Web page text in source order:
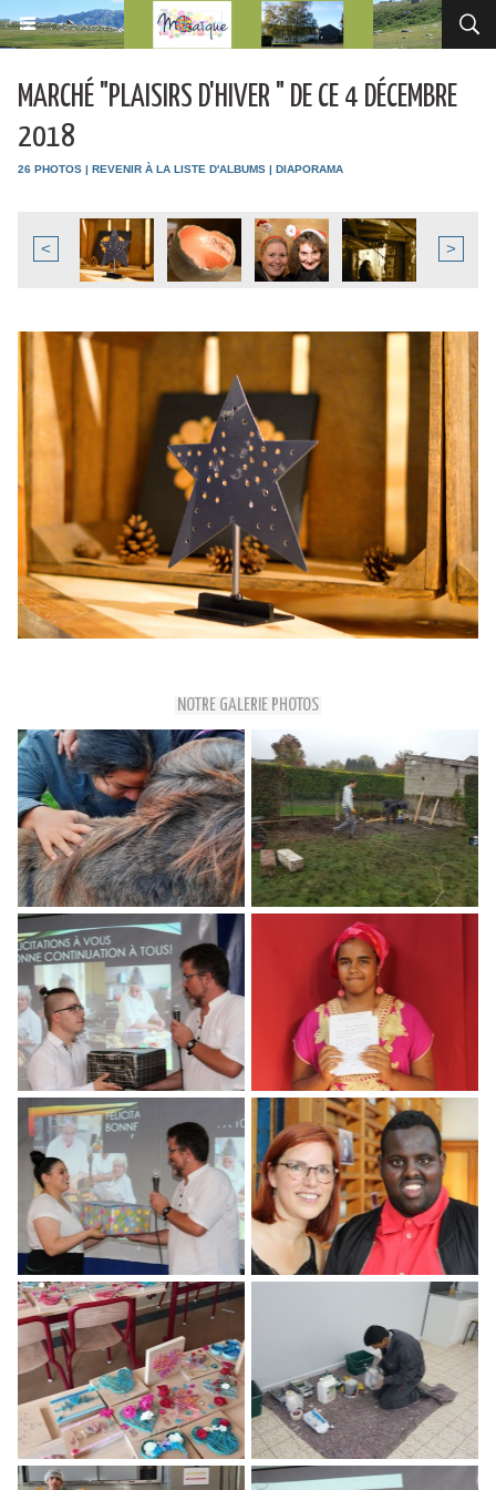
MARCHÉ "PLAISIRS D'HIVER " DE CE 4 DÉCEMBRE
2018
26 PHOTOS | REVENIR À LA LISTE D'ALBUMS | DIAPORAMA
< >
NOTRE GALERIE PHOTOS